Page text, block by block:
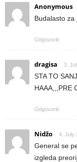
Anonymous
Budalasto za
Odgovoriti
dragisa 3.
STA TO
HAAA,,,PRE
Odgovoriti
Nidžo 4. July
General se
izgleda